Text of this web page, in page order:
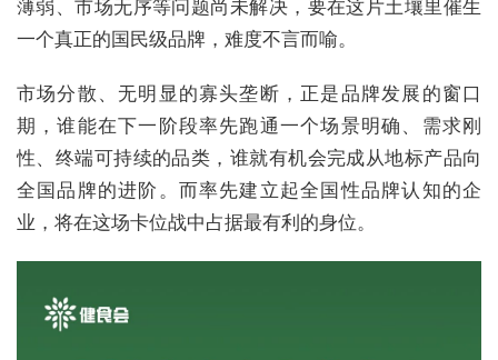
薄弱、市场无序等问题尚未解决，要在这片土壤里催生
一个真正的国民级品牌，难度不言而喻。
市场分散、无明显的寡头垄断，正是品牌发展的窗口
期，谁能在下一阶段率先跑通一个场景明确、需求刚
性、终端可持续的品类，谁就有机会完成从地标产品向
全国品牌的进阶。而率先建立起全国性品牌认知的企
业，将在这场卡位战中占据最有利的身位。